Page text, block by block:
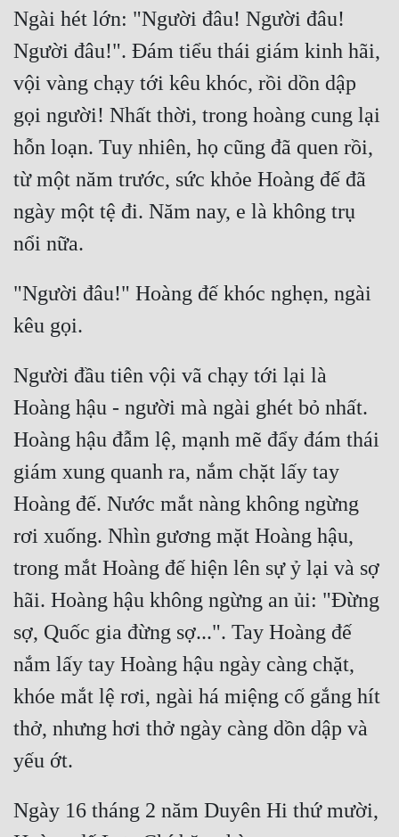
Ngài hét lớn: "Người đâu! Người đâu!
Người đâu!". Đám tiểu thái giám kinh hãi,
vội vàng chạy tới kêu khóc, rồi dồn dập
gọi người! Nhất thời, trong hoàng cung lại
hỗn loạn. Tuy nhiên, họ cũng đã quen rồi,
từ một năm trước, sức khỏe Hoàng đế đã
ngày một tệ đi. Năm nay, e là không trụ
"Người đâu!" Hoàng đế khóc nghẹn, ngài
Người đầu tiên vội vã chạy tới lại là
Hoàng hậu - người mà ngài ghét bỏ nhất.
Hoàng hậu đẫm lệ, mạnh mẽ đẩy đám thái
giám xung quanh ra, nắm chặt lấy tay
Hoàng đế. Nước mắt nàng không ngừng
rơi xuống. Nhìn gương mặt Hoàng hậu,
trong mắt Hoàng đế hiện lên sự ỷ lại và sợ
hãi. Hoàng hậu không ngừng an ủi: "Đừng
sợ, Quốc gia đừng sợ...". Tay Hoàng đế
nắm lấy tay Hoàng hậu ngày càng chặt,
khóe mắt lệ rơi, ngài há miệng cố gắng hít
thở, nhưng hơi thở ngày càng dồn dập và
Ngày 16 tháng 2 năm Duyên Hi thứ mười,